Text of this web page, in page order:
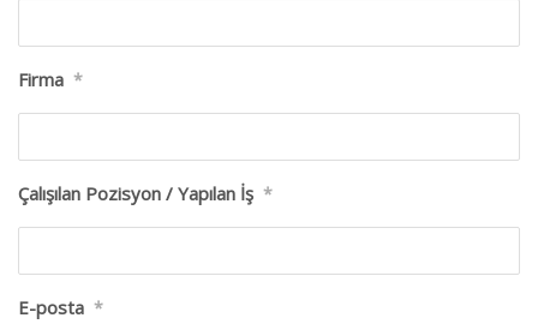
Firma *
Çalışılan Pozisyon / Yapılan İş *
E-posta *